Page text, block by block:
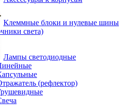
Клеммные блоки и нулевые шины
света)
Лампы светодиодные
(рефлектор)